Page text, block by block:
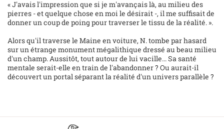
« J'avais l'impression que si je m'avançais là, au milieu des
pierres - et quelque chose en moi le désirait -, il me suffisait de
donner un coup de poing pour traverser le tissu de la réalité. ».
Alors qu'il traverse le Maine en voiture, N. tombe par hasard
sur un étrange monument mégalithique dressé au beau milieu
d'un champ. Aussitôt, tout autour de lui vacille... Sa santé
mentale serait-elle en train de l'abandonner ? Ou aurait-il
découvert un portal séparant la réalité d'un univers parallèle ?